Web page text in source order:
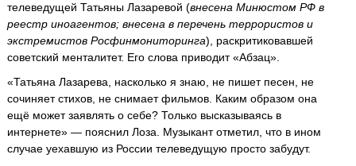
телеведущей Татьяны Лазаревой (внесена Минюстом РФ в
реестр иноагентов; внесена в перечень террористов и
экстремистов Росфинмониторинга), раскритиковавшей
советский менталитет. Его слова приводит «Абзац».
«Татьяна Лазарева, насколько я знаю, не пишет песен, не
сочиняет стихов, не снимает фильмов. Каким образом она
ещё может заявлять о себе? Только высказываясь в
интернете» — пояснил Лоза. Музыкант отметил, что в ином
случае уехавшую из России телеведущую просто забудут.